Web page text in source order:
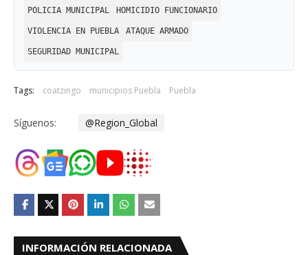
POLICIA MUNICIPAL HOMICIDIO FUNCIONARIO
VIOLENCIA EN PUEBLA ATAQUE ARMADO
SEGURIDAD MUNICIPAL
Tags: coatzingo municipios Puebla Puebla
Síguenos: @Region_Global
INFORMACIÓN RELACIONADA